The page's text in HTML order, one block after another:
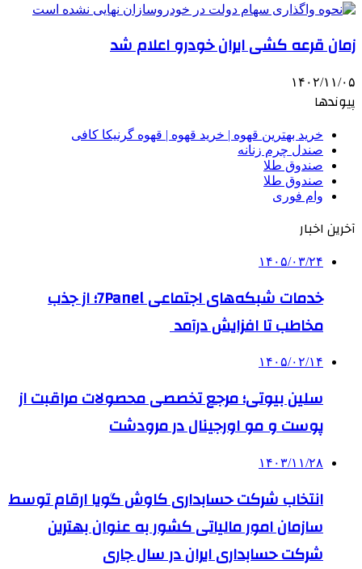
زمان قرعه کشی ایران خودرو اعلام شد
۱۴۰۲/۱۱/۰۵
پیوندها
خرید بهترین قهوه | خرید قهوه | قهوه گرنیکا کافی
صندل چرم زنانه
صندوق طلا
صندوق طلا
وام فوری
آخرین اخبار
۱۴۰۵/۰۳/۲۴
خدمات شبکه‌های اجتماعی 7Panel؛ از جذب
مخاطب تا افزایش درآمد
۱۴۰۵/۰۲/۱۴
سلین بیوتی؛ مرجع تخصصی محصولات مراقبت از
پوست و مو اورجینال در مرودشت
۱۴۰۳/۱۱/۲۸
انتخاب شرکت حسابداری کاوش گویا ارقام توسط
سازمان امور مالیاتی کشور به عنوان بهترین
شرکت حسابداری ایران در سال جاری